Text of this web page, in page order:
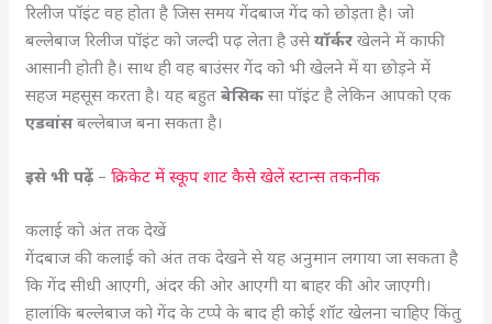
रिलीज पॉइंट वह होता है जिस समय गेंदबाज गेंद को छोड़ता है। जो
बल्लेबाज रिलीज पॉइंट को जल्दी पढ़ लेता है उसेयॉर्करखेलने में काफी
आसानी होती है। साथ ही वह बाउंसर गेंद को भी खेलने में या छोड़ने में
सहज महसूस करता है। यह बहुतबेसिकसा पॉइंट है लेकिन आपको एक
एडवांसबल्लेबाज बना सकता है।
इसे भी पढ़ें –क्रिकेट में स्कूप शाट कैसे खेलें स्टान्स तकनीक
कलाई को अंत तक देखें
गेंदबाज की कलाई को अंत तक देखने से यह अनुमान लगाया जा सकता है
कि गेंद सीधी आएगी, अंदर की ओर आएगी या बाहर की ओर जाएगी।
हालांकि बल्लेबाज को गेंद के टप्पे के बाद ही कोई शॉट खेलना चाहिए किंतु